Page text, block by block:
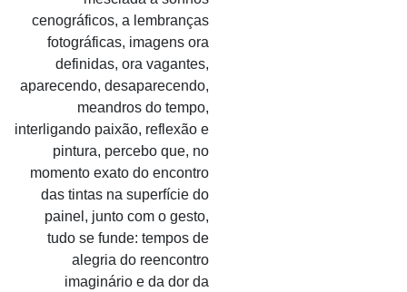
cenográficos, a lembranças
fotográficas, imagens ora
definidas, ora vagantes,
aparecendo, desaparecendo,
meandros do tempo,
interligando paixão, reflexão e
pintura, percebo que, no
momento exato do encontro
das tintas na superfície do
painel, junto com o gesto,
tudo se funde: tempos de
alegria do reencontro
imaginário e da dor da